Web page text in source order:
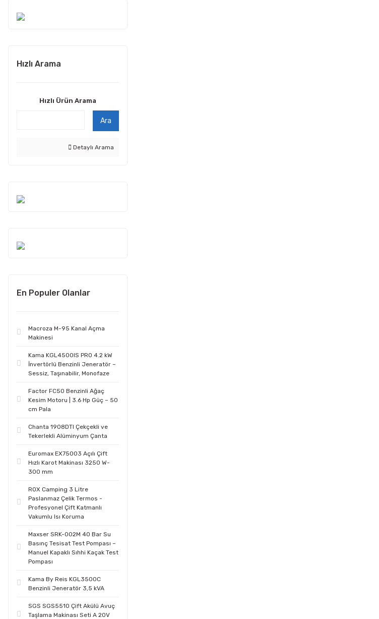
Hızlı Arama
Hızlı Ürün Arama
Ara
Detaylı Arama
En Populer Olanlar
Macroza M-95 Kanal Açma
Makinesi
Kama KGL4500IS PRO 4.2 kW
İnvertörlü Benzinli Jeneratör –
Sessiz, Taşınabilir, Monofaze
Factor FC50 Benzinli Ağaç
Kesim Motoru | 3.6 Hp Güç – 50
cm Pala
Chanta 1908DTI Çekçekli ve
Tekerlekli Alüminyum Çanta
Euromax EX75003 Açılı Çift
Hızlı Karot Makinası 3250 W-
300 mm
ROX Camping 3 Litre
Paslanmaz Çelik Termos -
Profesyonel Çift Katmanlı
Vakumlu Isı Koruma
Maxser SRK-002M 40 Bar Su
Basınç Tesisat Test Pompası –
Manuel Kapaklı Sıhhi Kaçak Test
Pompası
Kama By Reis KGL3500C
Benzinli Jeneratör 3,5 kVA
SGS SGS5510 Çift Akülü Avuç
Taşlama Makinası Seti A 20V